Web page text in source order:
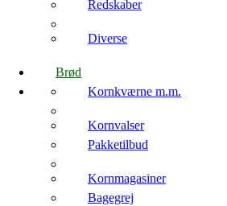
Redskaber
Diverse
Brød
Kornkværne m.m.
Kornvalser
Pakketilbud
Kornmagasiner
Bagegrej